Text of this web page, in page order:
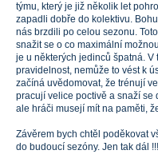
týmu, který je již několik let
zapadli dobře do kolektivu.
nás brzdili po celou sezonu.
snažit se o co maximální
je u některých jedinců špatná.
pravidelnost, nemůže to vést k
začíná uvědomovat, že trénují
pracují velice poctivě a snaží se
ale hráči musejí mít na paměti,
Závěrem bych chtěl poděkovat
do budoucí sezóny. Jen tak dál !!!